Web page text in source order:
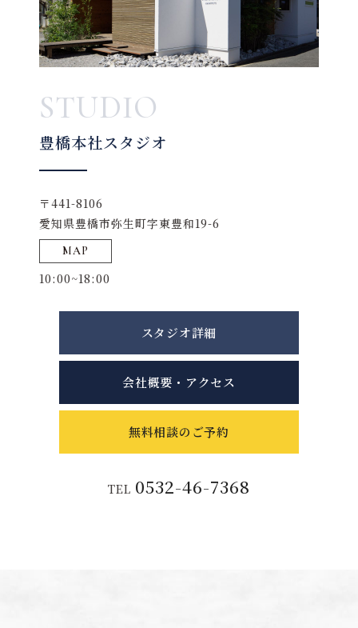
STUDIO
豊橋本社スタジオ
〒441-8106
愛知県豊橋市弥生町字東豊和19-6
MAP
10:00~18:00
スタジオ詳細
会社概要・アクセス
無料相談のご予約
TEL 0532-46-7368